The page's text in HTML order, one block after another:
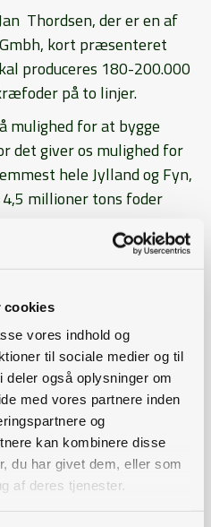
cookies
vores indhold og
til sociale medier og til
også oplysninger om
med vores partnere inden
og
kan kombinere disse
du har givet dem, eller som
af deres tjenester.
Thordsen, der er en af
kort præsenteret
produceres 180-200.000
på to linjer.
mulighed for at bygge
det giver os mulighed for
hele Jylland og Fyn,
millioner tons foder
af dette marked, sagde
et tørreri med en
med nedtørring på fire
Landhandels sjette – de
fabrikschef som daglig